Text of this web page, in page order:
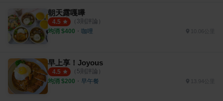
朝天露嘎嗶
4.5 （ 3則評論）
均消 $400 ・ 咖哩
早上享！Joyous
4.5 （ 5則評論）
均消 $200 ・ 早午餐 13.94公里